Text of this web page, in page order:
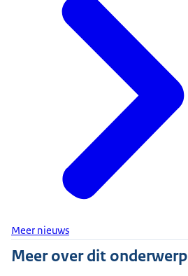
Meer nieuws
Meer over dit onderwerp